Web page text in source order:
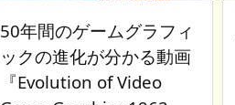
50年間のゲームグラフィ
ックの進化が分かる動画
『Evolution of Video